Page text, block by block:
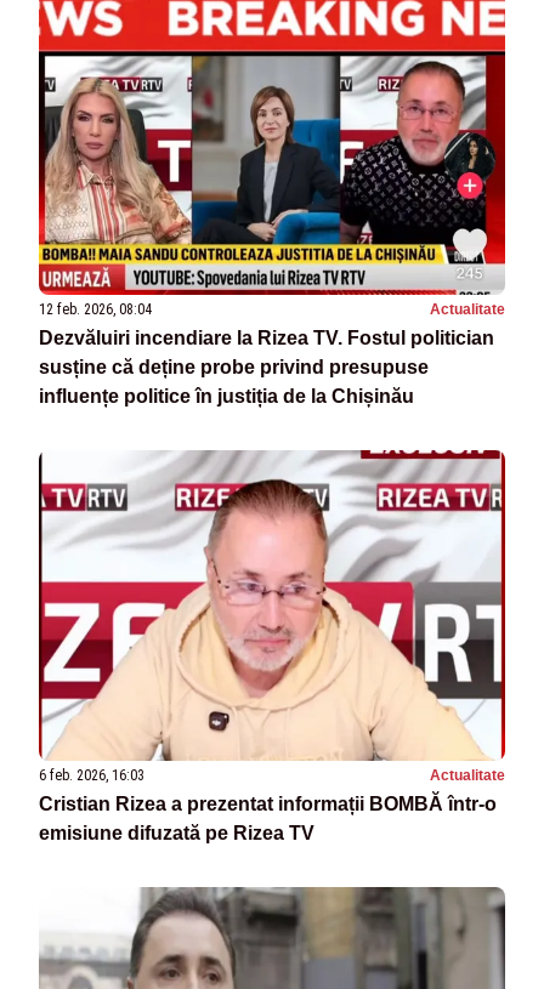
12 feb. 2026, 08:04 Actualitate
Dezvăluiri incendiare la Rizea TV. Fostul politician
susține că deține probe privind presupuse
influențe politice în justiția de la Chișinău
6 feb. 2026, 16:03 Actualitate
Cristian Rizea a prezentat informații BOMBĂ într-o
emisiune difuzată pe Rizea TV